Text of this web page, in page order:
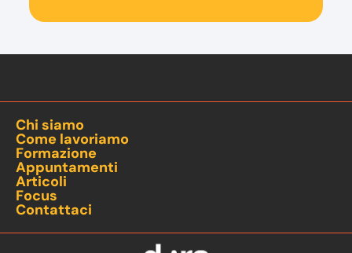
Chi siamo
Come lavoriamo
Formazione
Appuntamenti
Articoli
Focus
Contattaci